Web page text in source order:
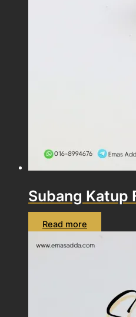
Subang Katup
Read more